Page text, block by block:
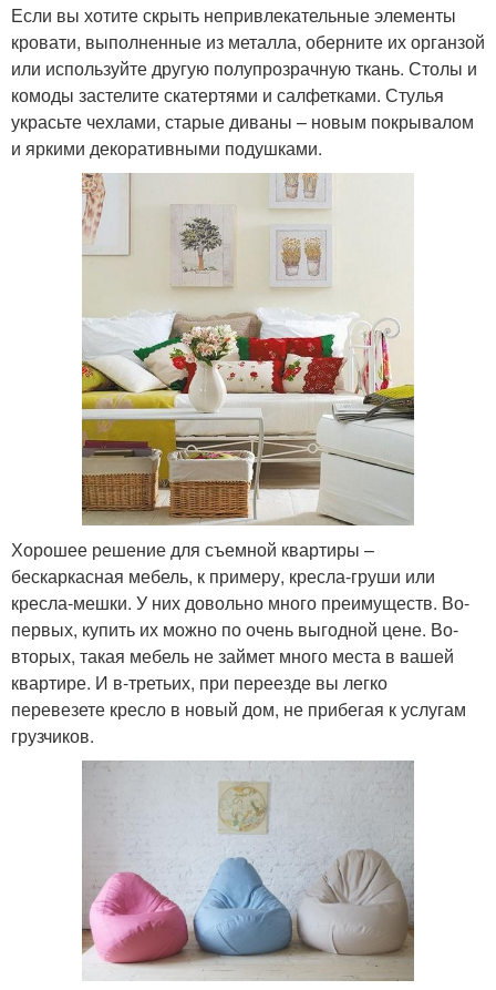
Если вы хотите скрыть непривлекательные элементы
кровати, выполненные из металла, оберните их органзой
или используйте другую полупрозрачную ткань. Столы и
комоды застелите скатертями и салфетками. Стулья
украсьте чехлами, старые диваны – новым покрывалом
и яркими декоративными подушками.
Хорошее решение для съемной квартиры –
бескаркасная мебель, к примеру, кресла-груши или
кресла-мешки. У них довольно много преимуществ. Во-
первых, купить их можно по очень выгодной цене. Во-
вторых, такая мебель не займет много места в вашей
квартире. И в-третьих, при переезде вы легко
перевезете кресло в новый дом, не прибегая к услугам
грузчиков.